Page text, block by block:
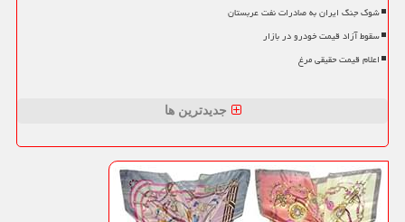
شوک جنگ ایران به صادرات نفت عربستان
سقوط آزاد قیمت خودرو در بازار
اعلام قیمت حقیقی مرغ
جدیدترین ها